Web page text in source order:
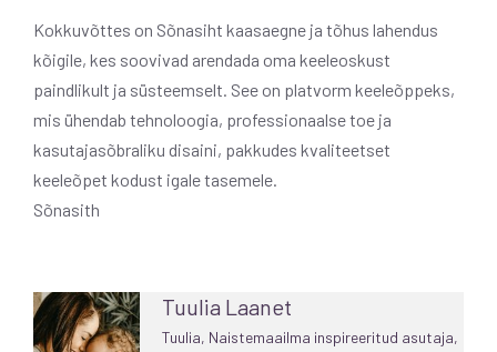
Kokkuvõttes on Sõnasiht kaasaegne ja tõhus lahendus
kõigile, kes soovivad arendada oma keeleoskust
paindlikult ja süsteemselt. See on platvorm keeleõppeks,
mis ühendab tehnoloogia, professionaalse toe ja
kasutajasõbraliku disaini, pakkudes kvaliteetset
keeleõpet kodust igale tasemele.
Sõnasith
Tuulia Laanet
Tuulia, Naistemaailma inspireeritud asutaja,